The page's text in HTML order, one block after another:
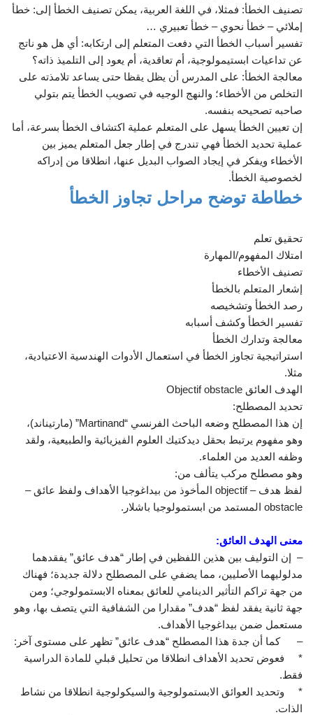
تصنيف الخطأ: فمثلا، في اللغة العربية، يمكن تصنيف الخطأ إلى: خطأ
إملائي – خطأ نحوي – خطأ تعبيري …
تفسير أسباب الخطأ التي دفعت المتعلم إلى ارتكابه: أي هل هو ناتج
عن تداعيات ابستيمولوجية، أم تعاقدية، أم يعود إلى التلميذ ذاته؟
معالجة الخطأ: على المدرس أن يظل يقظا حتى يساعد تلامذته على
التخلص من الأخطاء؛ والنهج الوجيه في تصويب الخطأ يتم بتولي
صاحبه تصحيحه بنفسه.
إن تعيين الخطأ يسهل على المتعلم عملية اكتشاف الخطأ بسرعة، أما
عملية تحديد الخطأ فهي تندرج في إطار جعل المتعلم يميز بين
الأخطاء ويفكر في إيجاد الصواب البديل عنها، انطلاقا من إدراكه
لخصوصية الخطأ.
خطاطة توضح مراحل تجاوز الخطأ
تحقيق تعلم
امتلاك المفهوم/المهارة
تصنيف الأخطاء
إشعار المتعلم بالخطأ
رصد الخطأ وتشخيصه
تفسير الخطأ وكشف أسبابه
معالجة وتدارك الخطأ
استراتيجية تجاوز الخطأ في استعمال الأدوات الهندسية الاعتيادية،
مثلا.
الهدف العائق Objectif obstacle
تحديد المصطلح:
إن هذا المصطلح وضعه الباحث الفرنسي “Martinand” (مارتيناند)،
وهو مفهوم يرتبط بحقل ديدكتيك العلوم الفيزيائية والطبيعية، ولقد
وظفه العديد من العلماء.
وهو مصطلح مركب يتألف من:
لفظ هدف – objectif المأخوذ من بيداغوجيا الأهداف ولفظ عائق –
obstacle المستمد من ابستمولوجيا باشلار.
معنى الهدف العائق:
– إن التوليف بين هذين اللفظين في إطار “هدف عائق” يفقدهما
مدلوليهما الأصليين، مما يضفي على المصطلح دلالة جديدة؛ فهناك
من جهة تراكم التأثير الدينامي للعائق بمعناه الابستمولوجي؛ ومن
جهة ثانية يفقد لفظ “هدف” مقدارا من الشفافية التي يتصف بها، وهو
مستعمل ضمن بيداغوجيا الأهداف.
– كما أن جدة هذا المصطلح “هدف عائق” تظهر على مستوى آخر:
* فعوض تحديد الأهداف انطلاقا من تحليل قبلي للمادة الدراسية
فقط.
* وتحديد العوائق الابستمولوجية والسيكولوجية انطلاقا من نشاط
الذات.